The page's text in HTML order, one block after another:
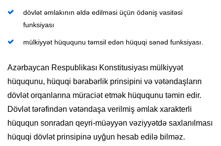
dövlət əmlakının əldə edilməsi üçün ödəniş vasitəsi
funksiyası
mülkiyyət hüququnu təmsil edən hüquqi sənəd funksiyası.
Azərbaycan Respublikası Konstitusiyası mülkiyyət
hüququnu, hüquqi bərabərlik prinsipini və vətəndaşların
dövlət orqanlarına müraciət etmək hüququnu təmin edir.
Dövlət tərəfindən vətəndaşa verilmiş əmlak xarakterli
hüququn sonradan qeyri-müəyyən vəziyyətdə saxlanılması
hüquqi dövlət prinsipinə uyğun hesab edilə bilməz.